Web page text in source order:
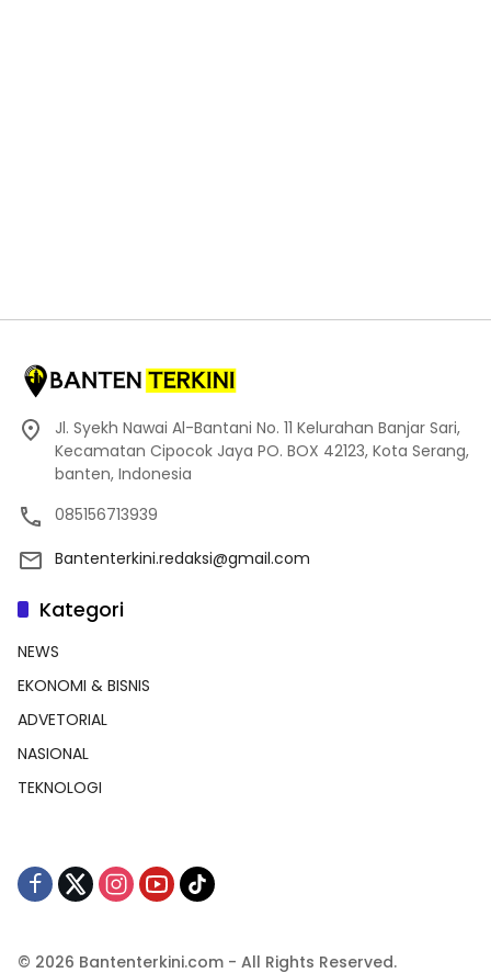
Jl. Syekh Nawai Al-Bantani No. 11 Kelurahan Banjar Sari,
Kecamatan Cipocok Jaya PO. BOX 42123, Kota Serang,
banten, Indonesia
085156713939
Bantenterkini.redaksi@gmail.com
Kategori
NEWS
EKONOMI & BISNIS
ADVETORIAL
NASIONAL
TEKNOLOGI
© 2026 Bantenterkini.com - All Rights Reserved.